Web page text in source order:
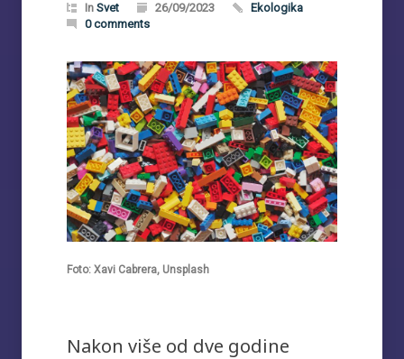
In Svet 26/09/2023
Ekologika
0 comments
Foto: Xavi Cabrera, Unsplash
Nakon više od dve godine